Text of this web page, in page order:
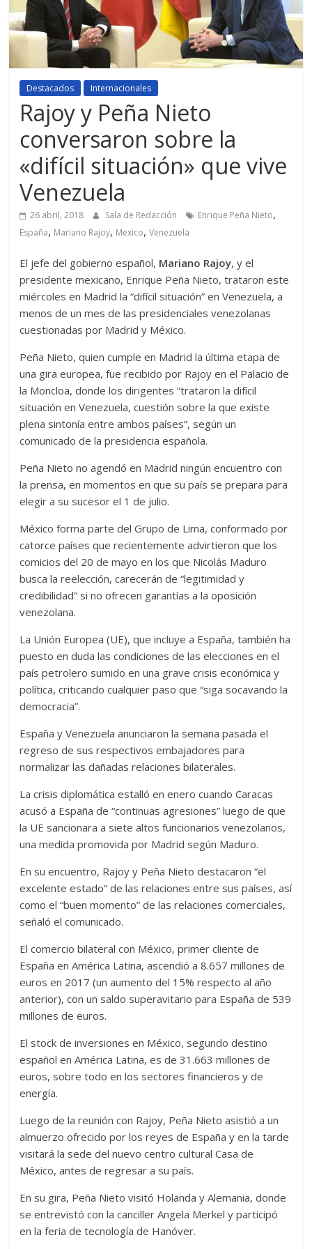
Destacados Internacionales
Rajoy y Peña Nieto
conversaron sobre la
«difícil situación» que vive
Venezuela
26 abril, 2018 Sala de Redacción Enrique Peña Nieto,
España, Mariano Rajoy, Mexico,Venezuela
El jefe del gobierno español, Mariano Rajoy, y el
presidente mexicano, Enrique Peña Nieto, trataron este
miércoles en Madrid la “difícil situación” en Venezuela, a
menos de un mes de las presidenciales venezolanas
cuestionadas por Madrid y México.
Peña Nieto, quien cumple en Madrid la última etapa de
una gira europea, fue recibido por Rajoy en el Palacio de
la Moncloa, donde los dirigentes “trataron la difícil
situación en Venezuela, cuestión sobre la que existe
plena sintonía entre ambos países”, según un
comunicado de la presidencia española.
Peña Nieto no agendó en Madrid ningún encuentro con
la prensa, en momentos en que su país se prepara para
elegir a su sucesor el 1 de julio.
México forma parte del Grupo de Lima, conformado por
catorce países que recientemente advirtieron que los
comicios del 20 de mayo en los que Nicolás Maduro
busca la reelección, carecerán de “legitimidad y
credibilidad” si no ofrecen garantías a la oposición
venezolana.
La Unión Europea (UE), que incluye a España, también ha
puesto en duda las condiciones de las elecciones en el
país petrolero sumido en una grave crisis económica y
política, criticando cualquier paso que “siga socavando la
democracia”.
España y Venezuela anunciaron la semana pasada el
regreso de sus respectivos embajadores para
normalizar las dañadas relaciones bilaterales.
La crisis diplomática estalló en enero cuando Caracas
acusó a España de “continuas agresiones” luego de que
la UE sancionara a siete altos funcionarios venezolanos,
una medida promovida por Madrid según Maduro.
En su encuentro, Rajoy y Peña Nieto destacaron “el
excelente estado” de las relaciones entre sus países, así
como el “buen momento” de las relaciones comerciales,
señaló el comunicado.
El comercio bilateral con México, primer cliente de
España en América Latina, ascendió a 8.657 millones de
euros en 2017 (un aumento del 15% respecto al año
anterior), con un saldo superavitario para España de 539
millones de euros.
El stock de inversiones en México, segundo destino
español en América Latina, es de 31.663 millones de
euros, sobre todo en los sectores financieros y de
energía.
Luego de la reunión con Rajoy, Peña Nieto asistió a un
almuerzo ofrecido por los reyes de España y en la tarde
visitará la sede del nuevo centro cultural Casa de
México, antes de regresar a su país.
En su gira, Peña Nieto visitó Holanda y Alemania, donde
se entrevistó con la canciller Angela Merkel y participó
en la feria de tecnología de Hanóver.